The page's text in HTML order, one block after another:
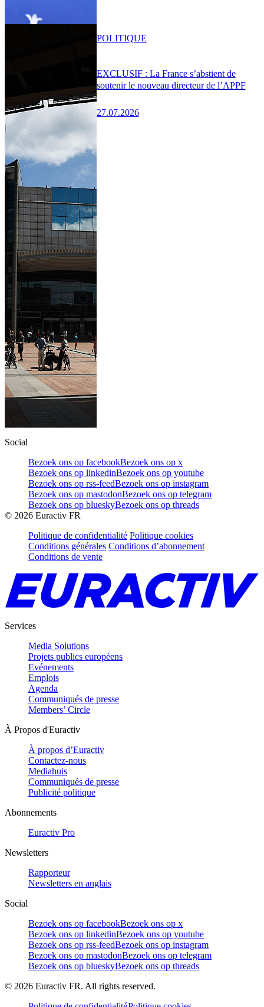
EXCLUSIF : La France s’abstient de
soutenir le nouveau directeur de l’APPF
27.07.2026
POLITIQUE
Social
Bezoek ons op facebookBezoek ons op x
Bezoek ons op linkedinBezoek ons op youtube
Bezoek ons op rss-feedBezoek ons op instagram
Bezoek ons op mastodonBezoek ons op telegram
Bezoek ons op blueskyBezoek ons op threads
© 2026 Euractiv FR
Politique de confidentialité Politique cookies
Conditions générales Conditions d’abonnement
Conditions de vente
Services
Media Solutions
Projets publics européens
Evénements
Emplois
Agenda
Communiqués de presse
Members’ Circle
À Propos d'Euractiv
À propos d’Euractiv
Contactez-nous
Mediahuis
Communiqués de presse
Publicité politique
Abonnements
Euractiv Pro
Newsletters
Rapporteur
Newsletters en anglais
Social
Bezoek ons op facebookBezoek ons op x
Bezoek ons op linkedinBezoek ons op youtube
Bezoek ons op rss-feedBezoek ons op instagram
Bezoek ons op mastodonBezoek ons op telegram
Bezoek ons op blueskyBezoek ons op threads
© 2026 Euractiv FR. All rights reserved.